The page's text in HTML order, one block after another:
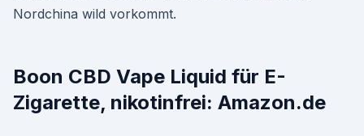
Nordchina wild vorkommt.
Boon CBD Vape Liquid für E-
Zigarette, nikotinfrei: Amazon.de